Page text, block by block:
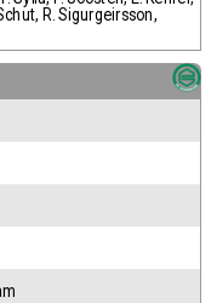
, R. Sigurgeirsson,